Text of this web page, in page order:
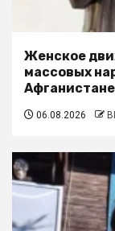
Женское
массовых
Афганистане
06.08.2026